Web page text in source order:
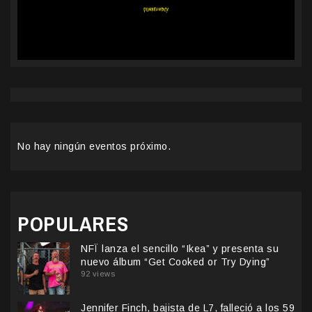
No hay ningún eventos próximo.
POPULARES
NFÏ lanza el sencillo “Ikea” y presenta su
nuevo álbum “Get Cooked or Try Dying”
92 views
Jennifer Finch, bajista de L7, falleció a los 59